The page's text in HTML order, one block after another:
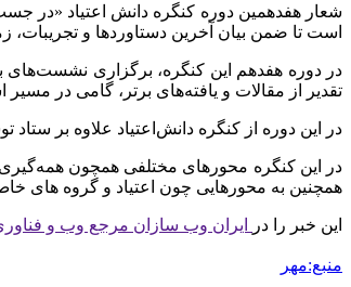
شعار هفدهمین دوره کنگره دانش اعتیاد «در
است تا ضمن بیان آخرین دستاوردها و
در دوره هفدهم این کنگره، برگزاری
تقدیر از مقالات و یافته‌های برتر، گامی در
در این دوره از کنگره دانش‌اعتیاد علاوه بر
در این کنگره محورهای مختلفی همچون
همچنین به محورهایی چون اعتیاد و گروه های
این خبر را در ایران وب سازان مرجع وب و
منبع:مهر